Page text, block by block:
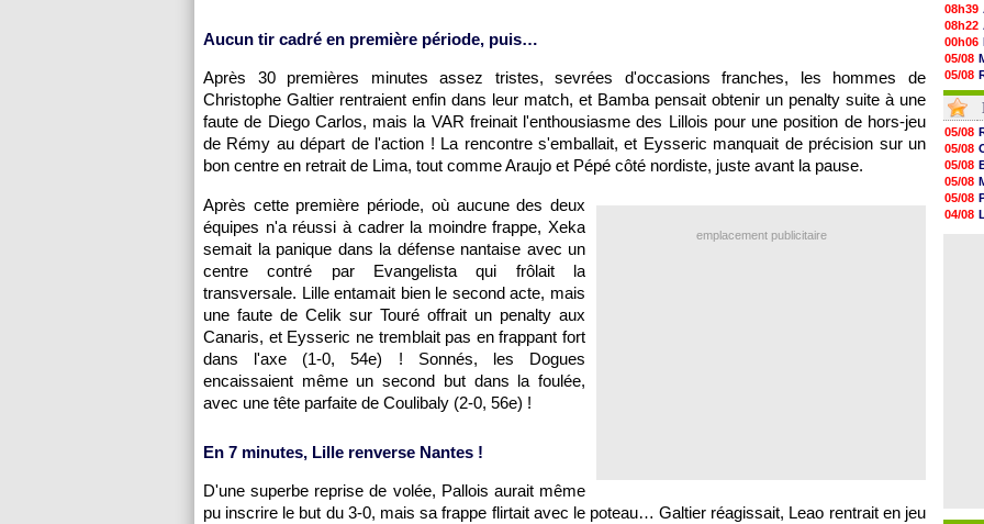
Aucun tir cadré en première période, puis…
Après 30 premières minutes assez tristes, sevrées d'occasions franches, les hommes de
Christophe Galtier rentraient enfin dans leur match, et Bamba pensait obtenir un penalty suite à une
faute de Diego Carlos, mais la VAR freinait l'enthousiasme des Lillois pour une position de hors-jeu
de Rémy au départ de l'action ! La rencontre s'emballait, et Eysseric manquait de précision sur un
bon centre en retrait de Lima, tout comme Araujo et Pépé côté nordiste, juste avant la pause.
emplacement publicitaire
Après cette première période, où aucune des deux
équipes n'a réussi à cadrer la moindre frappe, Xeka
semait la panique dans la défense nantaise avec un
centre contré par Evangelista qui frôlait la
transversale. Lille entamait bien le second acte, mais
une faute de Celik sur Touré offrait un penalty aux
Canaris, et Eysseric ne tremblait pas en frappant fort
dans l'axe (1-0, 54e) ! Sonnés, les Dogues
encaissaient même un second but dans la foulée,
avec une tête parfaite de Coulibaly (2-0, 56e) !
En 7 minutes, Lille renverse Nantes !
D'une superbe reprise de volée, Pallois aurait même
pu inscrire le but du 3-0, mais sa frappe flirtait avec le poteau… Galtier réagissait, Leao rentrait en jeu
08h39
08h22
00h06
05/08
05/08
05/08
05/08
05/08
05/08
05/08
05/08
05/08
05/08
05/08
05/08
05/08
05/08
05/08
05/08
04/08